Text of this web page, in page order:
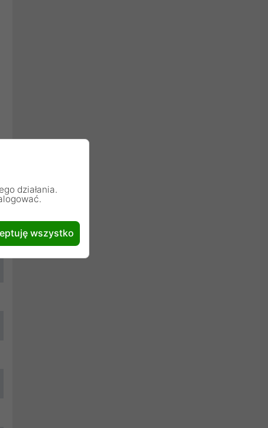
działania.
wszystko